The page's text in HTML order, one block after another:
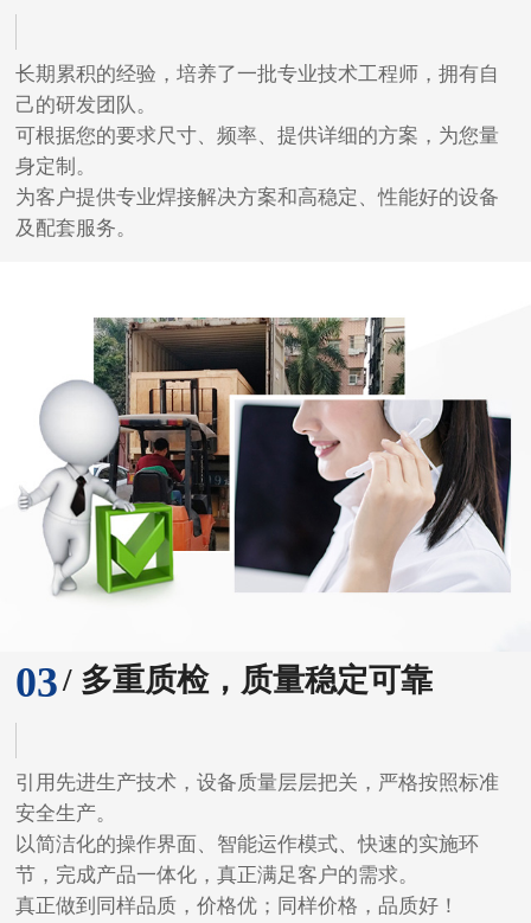
长期累积的经验，培养了一批专业技术工程师，拥有自
己的研发团队。
可根据您的要求尺寸、频率、提供详细的方案，为您量
身定制。
为客户提供专业焊接解决方案和高稳定、性能好的设备
及配套服务。
03/ 多重质检，质量稳定可靠
引用先进生产技术，设备质量层层把关，严格按照标准
安全生产。
以简洁化的操作界面、智能运作模式、快速的实施环
节，完成产品一体化，真正满足客户的需求。
真正做到同样品质，价格优；同样价格，品质好！